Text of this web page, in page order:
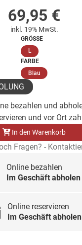
69,95 €
inkl. 19% MwSt.
GRÖSSE
L(ausgewählt)
FARBE
Blau(ausgewählt)
bezahlen und
und vor Ort
In den Warenkorb
Fragen? -
Online bezahlen
Im Geschäft abholen
Online reservieren
Im Geschäft abholen